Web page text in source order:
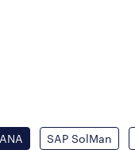
SAP SolMan